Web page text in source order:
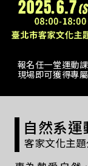
報名任一堂運動課
現場即可獲得專
自然系運
客家文化主